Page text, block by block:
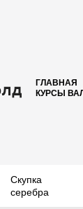
ГЛАВНАЯ
КУРСЫ
Скупка
серебра